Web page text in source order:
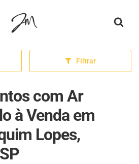
Página inicial
Filtrar
com Ar
à Venda em
Lopes,